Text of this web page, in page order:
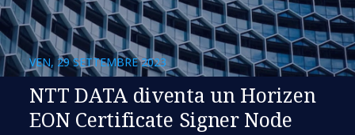
VEN, 29 SETTEMBRE 2023
NTT DATA diventa un Horizen
EON Certificate Signer Node